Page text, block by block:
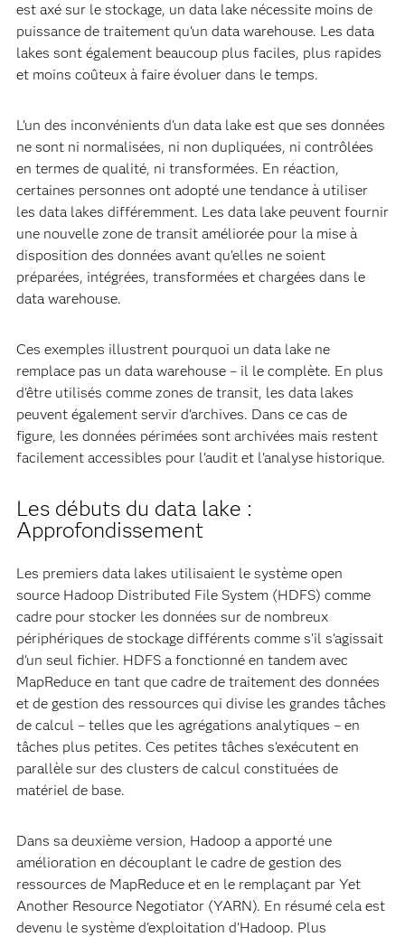
est axé sur le stockage, un data lake nécessite moins de
puissance de traitement qu'un data warehouse. Les data
lakes sont également beaucoup plus faciles, plus rapides
et moins coûteux à faire évoluer dans le temps.
L'un des inconvénients d'un data lake est que ses données
ne sont ni normalisées, ni non dupliquées, ni contrôlées
en termes de qualité, ni transformées. En réaction,
certaines personnes ont adopté une tendance à utiliser
les data lakes différemment. Les data lake peuvent fournir
une nouvelle zone de transit améliorée pour la mise à
disposition des données avant qu'elles ne soient
préparées, intégrées, transformées et chargées dans le
data warehouse.
Ces exemples illustrent pourquoi un data lake ne
remplace pas un data warehouse – il le complète. En plus
d'être utilisés comme zones de transit, les data lakes
peuvent également servir d'archives. Dans ce cas de
figure, les données périmées sont archivées mais restent
facilement accessibles pour l'audit et l'analyse historique.
Les débuts du data lake :
Approfondissement
Les premiers data lakes utilisaient le système open
source Hadoop Distributed File System (HDFS) comme
cadre pour stocker les données sur de nombreux
périphériques de stockage différents comme s'il s'agissait
d'un seul fichier. HDFS a fonctionné en tandem avec
MapReduce en tant que cadre de traitement des données
et de gestion des ressources qui divise les grandes tâches
de calcul – telles que les agrégations analytiques – en
tâches plus petites. Ces petites tâches s'exécutent en
parallèle sur des clusters de calcul constituées de
matériel de base.
Dans sa deuxième version, Hadoop a apporté une
amélioration en découplant le cadre de gestion des
ressources de MapReduce et en le remplaçant par Yet
Another Resource Negotiator (YARN). En résumé cela est
devenu le système d'exploitation d'Hadoop. Plus